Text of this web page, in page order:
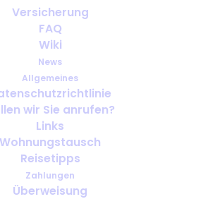
Versicherung
FAQ
Wiki
News
Allgemeines
wir Sie anrufen?
Links
Wohnungstausch
Reisetipps
Zahlungen
Überweisung
mit medizinischem
muss vor der
werden?